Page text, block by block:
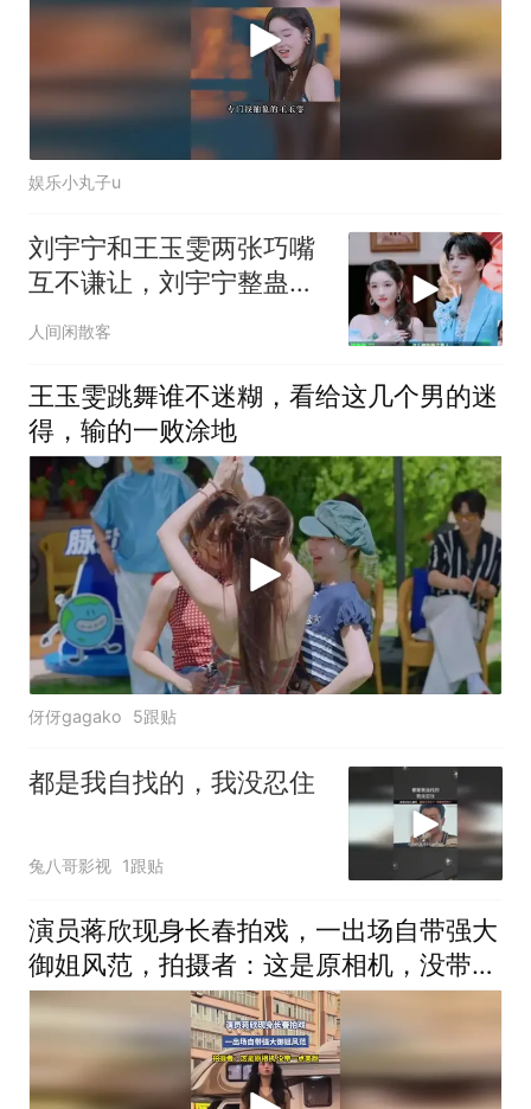
娱乐小丸子u
刘宇宁和王玉雯两张巧嘴
互不谦让，刘宇宁整蛊王
玉雯，被评为魔鬼
人间闲散客
王玉雯跳舞谁不迷糊，看给这几个男的迷
得，输的一败涂地
伢伢gagako 5跟贴
都是我自找的，我没忍住
兔八哥影视 1跟贴
演员蒋欣现身长春拍戏，一出场自带强大
御姐风范，拍摄者：这是原相机，没带一
点美颜